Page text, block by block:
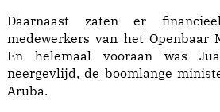
Daarnaast zaten er
medewerkers van het Openbaar
En helemaal vooraan was
neergevlijd, de boomlange
Aruba.